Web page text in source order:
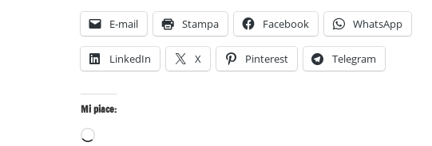
E-mail Stampa Facebook WhatsApp
LinkedIn X Pinterest Telegram
Mi piace:
Caricamento